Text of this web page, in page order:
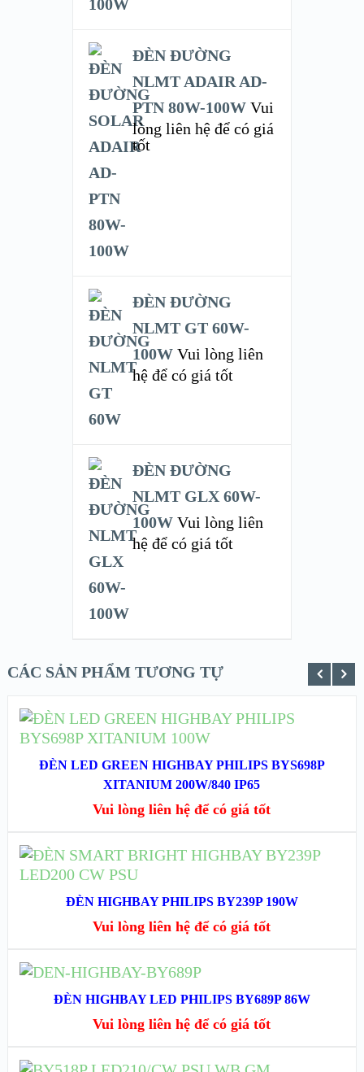
ĐÈN ĐƯỜNG
NLMT ADAIR AD-
PTN 80W-100W Vui
lòng liên hệ để có giá
tốt
ĐÈN ĐƯỜNG
NLMT GT 60W-
100W Vui lòng liên
hệ để có giá tốt
ĐÈN ĐƯỜNG
NLMT GLX 60W-
100W Vui lòng liên
hệ để có giá tốt
CÁC SẢN PHẨM TƯƠNG TỰ
XEM NHANH
XEM CHI TIẾT
ĐỌC TIẾP
ĐÈN LED GREEN HIGHBAY PHILIPS BYS698P
XITANIUM 200W/840 IP65
Vui lòng liên hệ để có giá tốt
XEM NHANH
ĐỌC TIẾP
ĐÈN HIGHBAY PHILIPS BY239P 190W
Vui lòng liên hệ để có giá tốt
XEM NHANH
ĐỌC TIẾP
ĐÈN HIGHBAY LED PHILIPS BY689P 86W
Vui lòng liên hệ để có giá tốt
ĐỌC TIẾP